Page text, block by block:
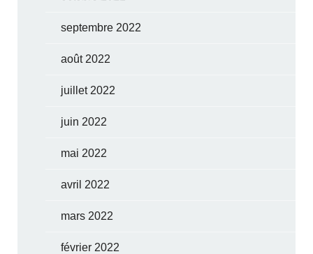
septembre 2022
août 2022
juillet 2022
juin 2022
mai 2022
avril 2022
mars 2022
février 2022